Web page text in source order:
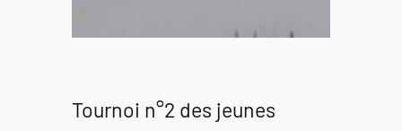
Tournoi n°2 des jeunes